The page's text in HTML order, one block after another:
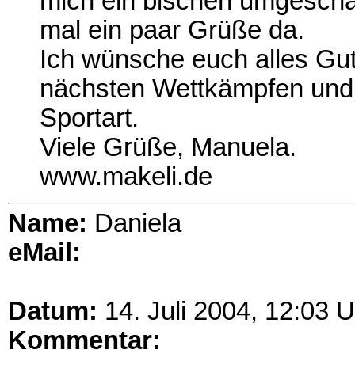
mal ein paar Grüße da.
Ich wünsche euch alles
nächsten Wettkämpfen
Sportart.
Viele Grüße, Manuela.
www.makeli.de
Name: Daniela
eMail:
Datum: 14. Juli 2004, 12:03
Kommentar: